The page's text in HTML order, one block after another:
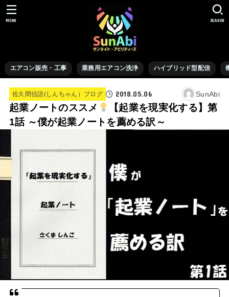
エアコン販売・工事 業務用エアコン洗浄 ハイブリッド型配信
SEARCH
MENU
佐久間信語(しんちゃん）ブログ 2018.05.06 SunAbi
起業ノートのススメ
【起業を現実化する】第
1話 ～僕が起業ノートを薦める訳～